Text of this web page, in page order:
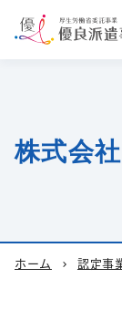
株式会
ホーム chevron_right 認定事